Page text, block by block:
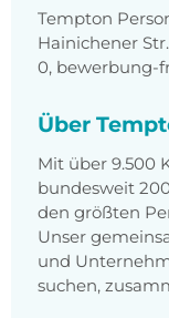
Tempton
Hainichener
0, bewerbung-
Über
Mit über 9.500
bundesweit
den größten
Unser
und
suchen,